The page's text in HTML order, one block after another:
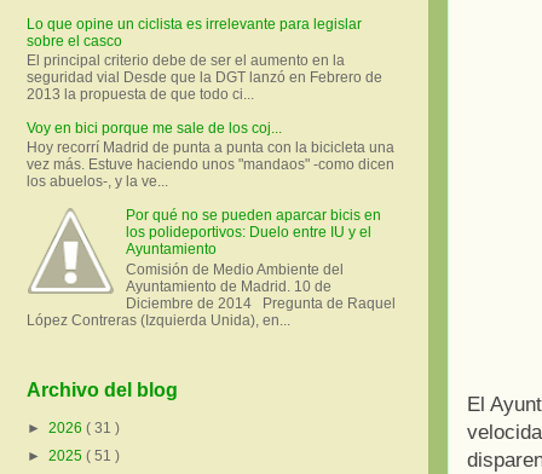
El
Lo que opine un ciclista es irrelevante para legislar
sobre el casco
El principal criterio debe de ser el aumento en la
seguridad vial Desde que la DGT lanzó en Febrero de
2013 la propuesta de que todo ci...
Voy en bici porque me sale de los coj...
Hoy recorrí Madrid de punta a punta con la bicicleta una
vez más. Estuve haciendo unos "mandaos" -como dicen
los abuelos-, y la ve...
Por qué no se pueden aparcar bicis en
los polideportivos: Duelo entre IU y el
Ayuntamiento
Comisión de Medio Ambiente del
Ayuntamiento de Madrid. 10 de
Diciembre de 2014 Pregunta de Raquel
López Contreras (Izquierda Unida), en...
Archivo del blog
► 2026 ( 31 )
► 2025 ( 51 )